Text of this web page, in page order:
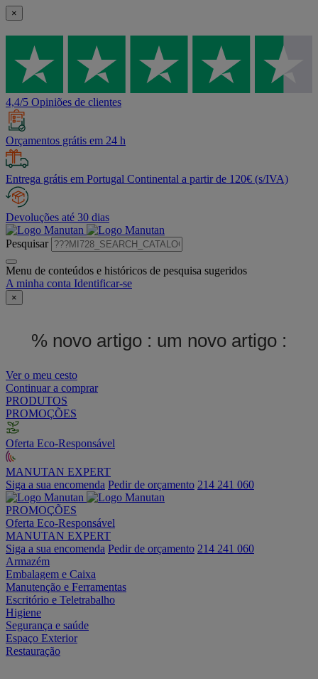
×
4,4/5 Opiniões de clientes
Orçamentos grátis em 24 h
Entrega grátis em Portugal Continental a partir de 120€ (s/IVA)
Devoluções até 30 dias
Pesquisar
Menu de conteúdos e históricos de pesquisa sugeridos
A minha conta Identificar-se
×
% novo artigo : um novo artigo :
Ver o meu cesto
Continuar a comprar
PRODUTOS
PROMOÇÕES
Oferta Eco-Responsável
MANUTAN EXPERT
Siga a sua encomenda Pedir de orçamento 214 241 060
PROMOÇÕES
Oferta Eco-Responsável
MANUTAN EXPERT
Siga a sua encomenda Pedir de orçamento 214 241 060
Armazém
Embalagem e Caixa
Manutenção e Ferramentas
Escritório e Teletrabalho
Higiene
Segurança e saúde
Espaço Exterior
Restauração